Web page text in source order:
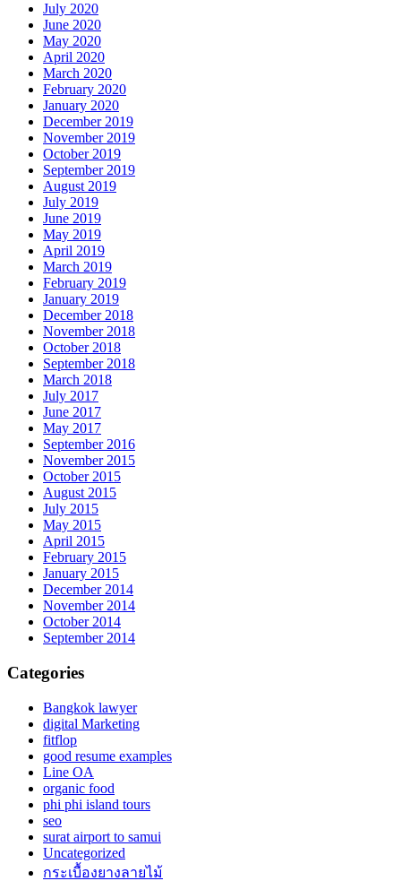
July 2020
June 2020
May 2020
April 2020
March 2020
February 2020
January 2020
December 2019
November 2019
October 2019
September 2019
August 2019
July 2019
June 2019
May 2019
April 2019
March 2019
February 2019
January 2019
December 2018
November 2018
October 2018
September 2018
March 2018
July 2017
June 2017
May 2017
September 2016
November 2015
October 2015
August 2015
July 2015
May 2015
April 2015
February 2015
January 2015
December 2014
November 2014
October 2014
September 2014
Categories
Bangkok lawyer
digital Marketing
fitflop
good resume examples
Line OA
organic food
phi phi island tours
seo
surat airport to samui
Uncategorized
กระเบื้องยางลายไม้